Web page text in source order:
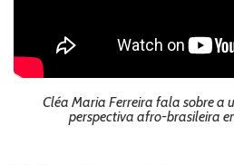
Cléa Maria Ferreira fala sobre a
perspectiva afro-brasileira